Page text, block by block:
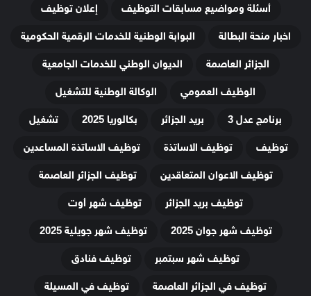
أسئلة ومواضيع مسابقات التوظيف
إعلان توظيف
اخبار منحة البطالة
البوابة الوطنية للخدمات الرقمية الحكومية
الجزائر العاصمة
الديوان الوطني للخدمات الجامعية
الوظيف العمومي
الوكالة الوطنية للتشغيل
برنامج عدل 3
بريد الجزائر بكالوريا 2025
تشغيل
توظيف
توظيف الاساتذة
توظيف الاساتذة المساعدين
توظيف الاعوان المتعاقدين
توظيف الجزائر العاصمة
توظيف بريد الجزائر
توظيف شهر أوت
توظيف شهر جوان 2025
توظيف شهر جويلية 2025
توظيف شهر سبتمبر
توظيف فنادق
توظيف في الجزائر العاصمة
توظيف في المسيلة